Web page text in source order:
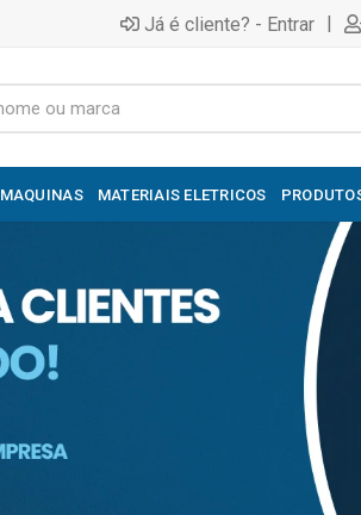
Já é cliente? - Entrar |
MAQUINAS MATERIAIS ELETRICOS